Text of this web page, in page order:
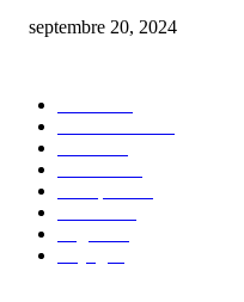
septembre 20, 2024